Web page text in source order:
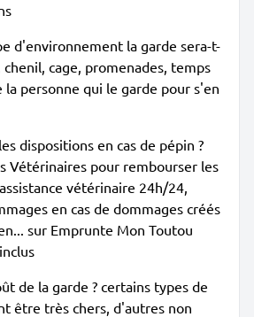
d'environnement la garde sera-t-
cage, promenades, temps
la personne qui le garde pour s'en
dispositions en cas de pépin ?
Vétérinaires pour rembourser les
vétérinaire 24h/24,
en cas de dommages créés
sur Emprunte Mon Toutou
de la garde ? certains types de
être très chers, d'autres non